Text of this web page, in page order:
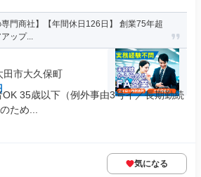
専門商社】【年間休日126日】 創業75年超
ップ...
田市大久保町
35歳以下（例外事由3号イ／長期勤続
ため...
気になる